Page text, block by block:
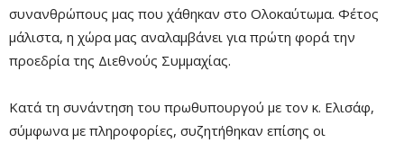
συνανθρώπους μας που χάθηκαν στο Ολοκαύτωμα. Φέτος
μάλιστα, η χώρα μας αναλαμβάνει για πρώτη φορά την
προεδρία της Διεθνούς Συμμαχίας.
Κατά τη συνάντηση του πρωθυπουργού με τον κ. Ελισάφ,
σύμφωνα με πληροφορίες, συζητήθηκαν επίσης οι